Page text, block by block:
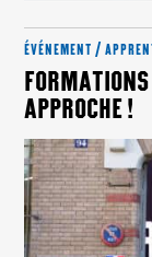
ÉVÉNEMENT /
APPROCHE !